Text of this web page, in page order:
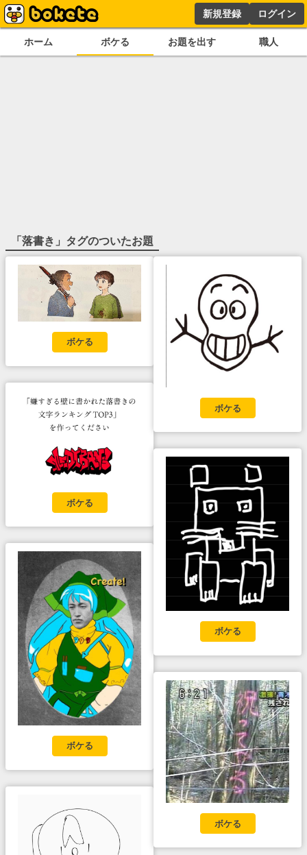
新規登録 ログイン
ホーム ボケる お題を出す 職人
「落書き 」タグのついたお題
ボケる
ボケる
ボケる
ボケる
ボケる
ボケる